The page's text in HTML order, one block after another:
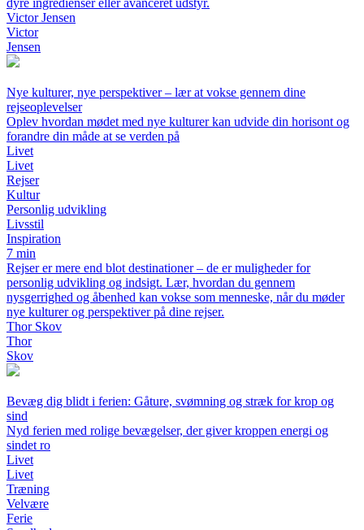
Victor Jensen
Victor
Jensen
Nye kulturer, nye perspektiver – lær at vokse gennem dine
rejseoplevelser
Oplev hvordan mødet med nye kulturer kan udvide din horisont og
forandre din måde at se verden på
Livet
Livet
Rejser
Kultur
Personlig udvikling
Livsstil
Inspiration
7 min
Rejser er mere end blot destinationer – de er muligheder for
personlig udvikling og indsigt. Lær, hvordan du gennem
nysgerrighed og åbenhed kan vokse som menneske, når du møder
nye kulturer og perspektiver på dine rejser.
Thor Skov
Thor
Skov
Bevæg dig blidt i ferien: Gåture, svømning og stræk for krop og
sind
Nyd ferien med rolige bevægelser, der giver kroppen energi og
sindet ro
Livet
Livet
Træning
Velvære
Ferie